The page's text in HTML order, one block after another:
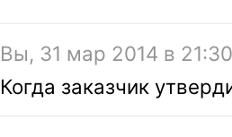
Вы, 31 мар 2014 в
Когда заказчик